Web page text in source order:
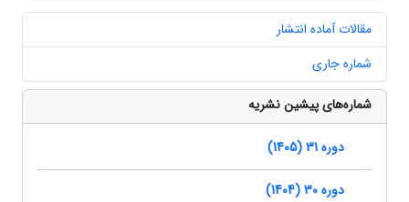
مقالات آماده انتشار
شماره جاری
شماره‌های پیشین نشریه
دوره 31 (1405)
دوره 30 (1404)